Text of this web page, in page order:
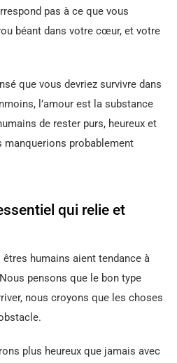
pas à ce que vous
béant dans votre cœur, et votre
que vous devriez survivre dans
l’amour est la substance
de rester purs, heureux et
manquerions probablement
qui relie et
humains aient tendance à
pensons que le bon type
nous croyons que les choses
plus heureux que jamais avec